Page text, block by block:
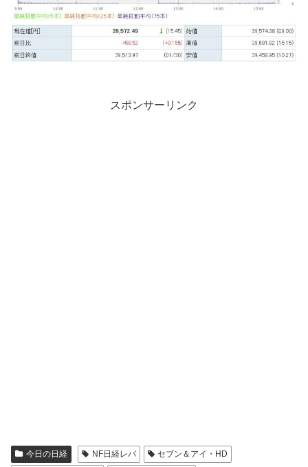
スポンサーリンク
今日の日経 NF日経レバ セブン＆アイ・HD